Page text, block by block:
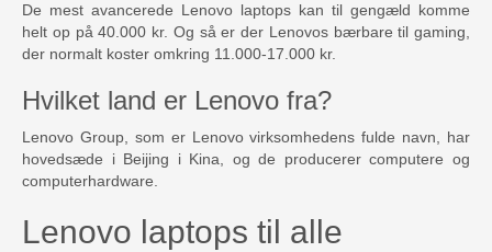
De mest avancerede Lenovo laptops kan til gengæld komme
helt op på 40.000 kr. Og så er der Lenovos bærbare til gaming,
der normalt koster omkring 11.000-17.000 kr.
Hvilket land er Lenovo fra?
Lenovo Group, som er Lenovo virksomhedens fulde navn, har
hovedsæde i Beijing i Kina, og de producerer computere og
computerhardware.
Lenovo laptops til alle